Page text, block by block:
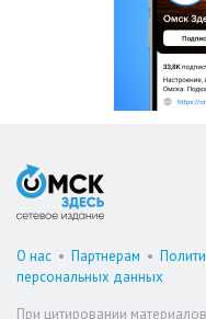
О нас • Партнерам •
персональных данных
При цитировании